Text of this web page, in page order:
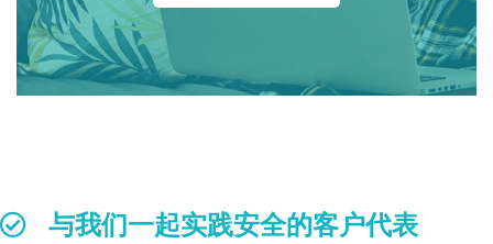
与我们一起实践安全的客户代表